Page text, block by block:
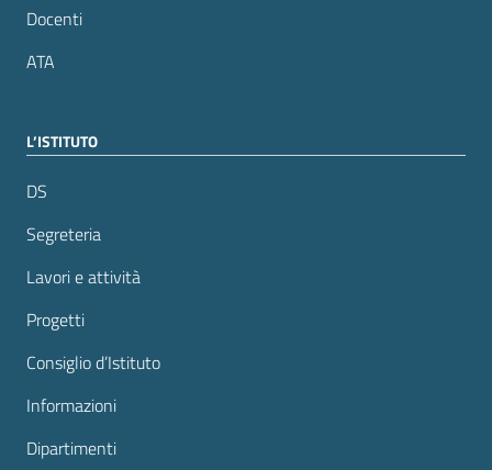
Docenti
ATA
L’ISTITUTO
DS
Segreteria
Lavori e attività
Progetti
Consiglio d’Istituto
Informazioni
Dipartimenti